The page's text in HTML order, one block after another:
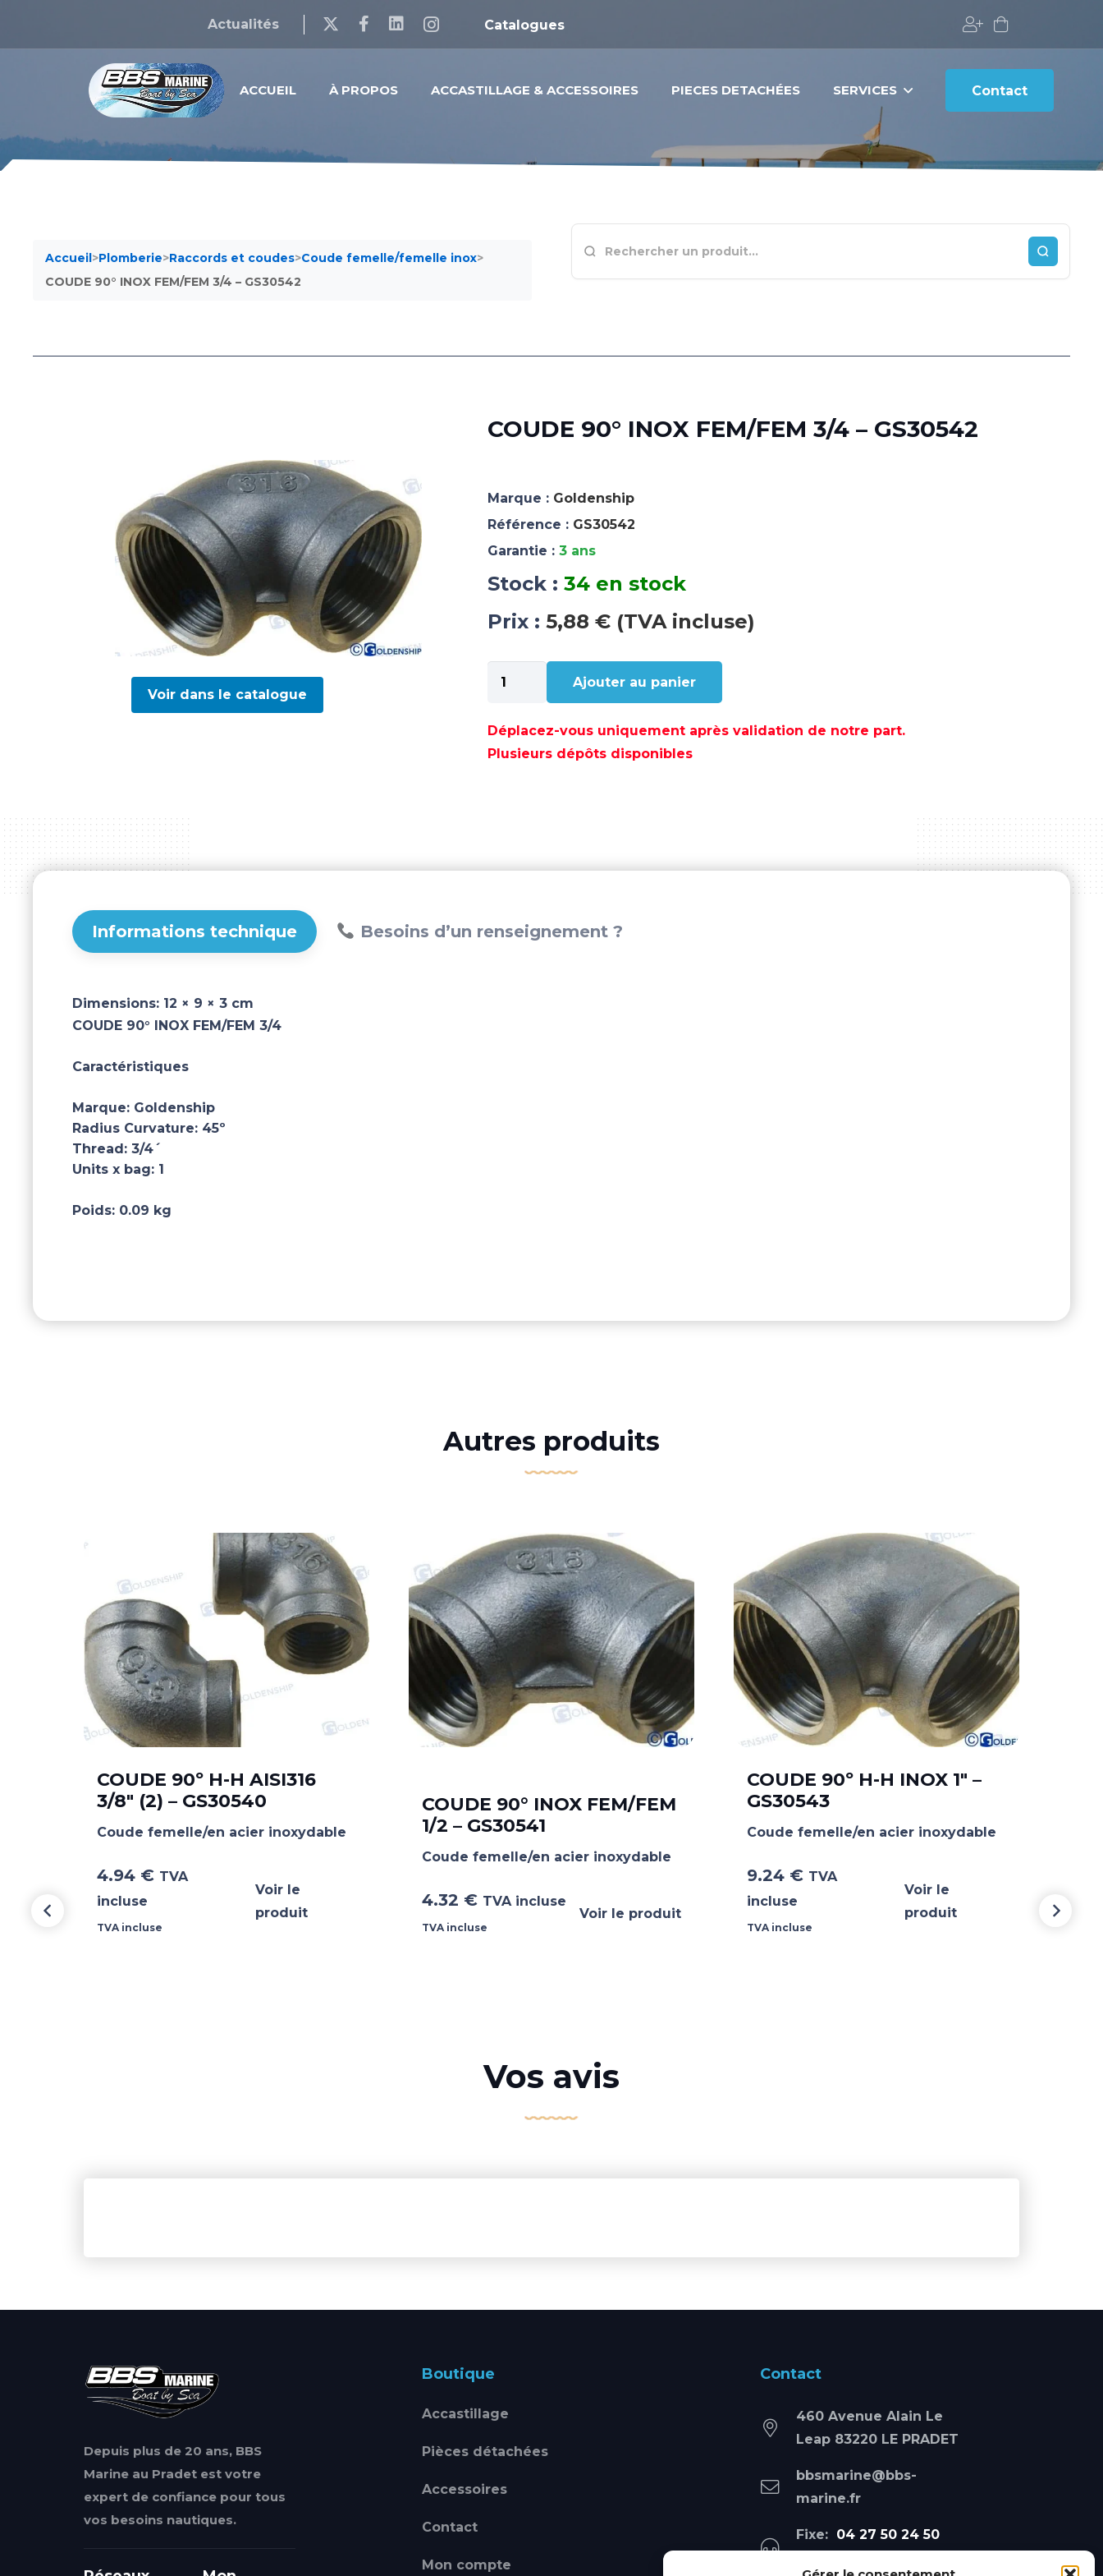
Actualités Catalogues
ACCUEIL À PROPOS ACCASTILLAGE & ACCESSOIRES PIECES DETACHÉES SERVICES Contact
Accueil>Plomberie>Raccords et coudes>Coude femelle/femelle inox>
COUDE 90° INOX FEM/FEM 3/4 – GS30542
Voir dans le catalogue
COUDE 90° INOX FEM/FEM 3/4 – GS30542
Marque : Goldenship
Référence : GS30542
Garantie : 3 ans
Stock : 34 en stock
Prix : 5,88 € (TVA incluse)
quantité
de
90°
INOX
Ajouter au panier
Déplacez-vous uniquement après validation de notre part.
Plusieurs dépôts disponibles
Informations technique Besoins d’un renseignement ?
Dimensions: 12 × 9 × 3 cm
COUDE 90° INOX FEM/FEM 3/4
Caractéristiques
Marque: Goldenship
Radius Curvature: 45º
Thread: 3/4´
Units x bag: 1
Poids: 0.09 kg
Autres produits
COUDE 90º H-H AISI316
3/8″ (2) – GS30540
Coude femelle/en acier inoxydable
4.94 € TVA
incluse
TVA incluse
Voir le
produit
COUDE 90° INOX FEM/FEM
1/2 – GS30541
Coude femelle/en acier inoxydable
4.32 € TVA incluse
TVA incluse
Voir le produit
COUDE 90º H-H INOX 1″ –
GS30543
Coude femelle/en acier inoxydable
9.24 € TVA
incluse
TVA incluse
Voir le
produit
Vos avis
Depuis plus de 20 ans, BBS
Marine au Pradet est votre
expert de confiance pour tous
vos besoins nautiques.
Boutique
Accastillage
Pièces détachées
Accessoires
Contact
Mon compte
Contact
460 Avenue Alain Le
Leap 83220 LE PRADET
bbsmarine@bbs-
marine.fr
Fixe: 04 27 50 24 50